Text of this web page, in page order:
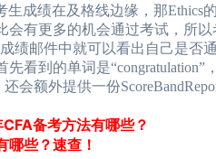
成绩在及格线边缘，那Ethics
有更多的机会通过考试，所以
邮件中就可以看出自己是否通
到的单词是“congratulation”
额外提供一份
备考方法有哪些？
些？速查！